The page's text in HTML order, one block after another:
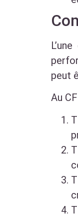
peut
Au